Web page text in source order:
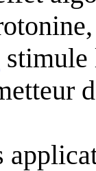
stimule